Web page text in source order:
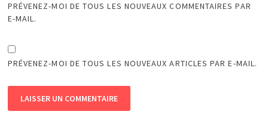
PRÉVENEZ-MOI DE TOUS LES NOUVEAUX COMMENTAIRES PAR
E-MAIL.
PRÉVENEZ-MOI DE TOUS LES NOUVEAUX ARTICLES PAR E-MAIL.